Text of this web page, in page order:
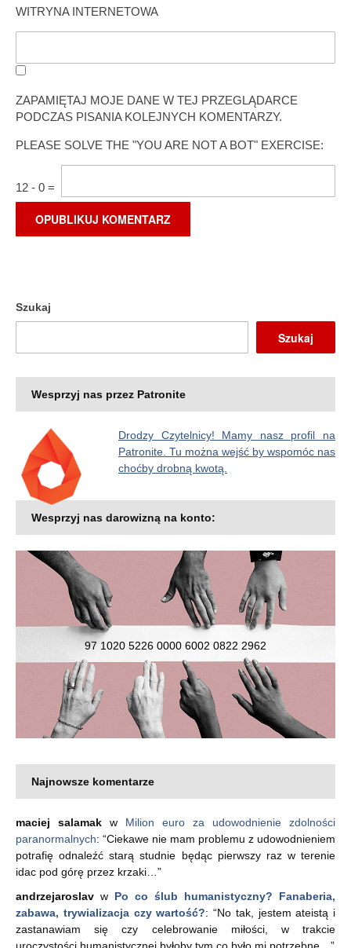
WITRYNA INTERNETOWA
ZAPAMIĘTAJ MOJE DANE W TEJ PRZEGLĄDARCE
PODCZAS PISANIA KOLEJNYCH KOMENTARZY.
PLEASE SOLVE THE "YOU ARE NOT A BOT" EXERCISE:
12 - 0 =
Szukaj
Szukaj
Wesprzyj nas przez Patronite
Drodzy Czytelnicy! Mamy nasz profil na
Patronite. Tu można wejść by wspomóc nas
choćby drobną kwotą.
Wesprzyj nas darowizną na konto:
97 1020 5226 0000 6002 0822 2962
Najnowsze komentarze
maciej salamak w Milion euro za udowodnienie zdolności
paranormalnych: “Ciekawe nie mam problemu z udowodnieniem
potrafię odnaleźć starą studnie będąc pierwszy raz w terenie
idac pod górę przez krzaki…”
andrzejaroslav w Po co ślub humanistyczny? Fanaberia,
zabawa, trywializacja czy wartość?: “No tak, jestem ateistą i
zastanawiam się czy celebrowanie miłości, w trakcie